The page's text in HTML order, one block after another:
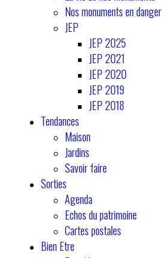
Nos monuments en danger
JEP
JEP 2025
JEP 2021
JEP 2020
JEP 2019
JEP 2018
Tendances
Maison
Jardins
Savoir faire
Sorties
Agenda
Echos du patrimoine
Cartes postales
Bien Etre